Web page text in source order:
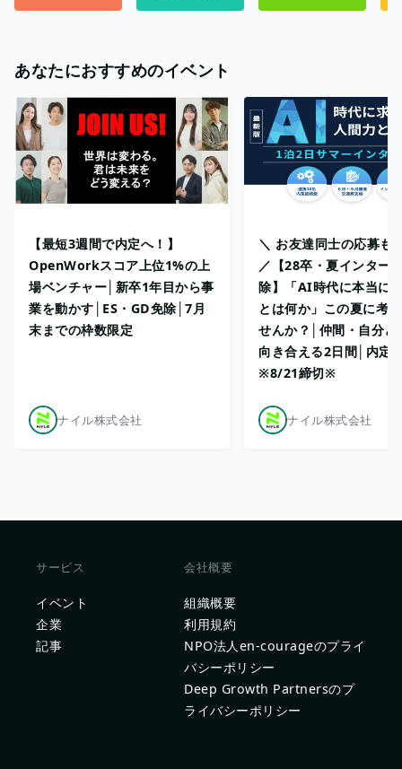
あなたにおすすめのイベント
【最短3週間で内定へ！】
OpenWorkスコア上位1%の上
場ベンチャー│新卒1年目から事
業を動かす│ES・GD免除│7月
末までの枠数限定
ナイル株式会社
＼ お友達同士の応募も
／【28卒・夏インター
除】「AI時代に本当に
とは何か」この夏に考
せんか？│仲間・自分と
向き合える2日間│内定
※8/21締切※
ナイル株式会社
サービス
イベント
企業
記事
会社概要
組織概要
利用規約
NPO法人en-courageのプライ
バシーポリシー
Deep Growth Partnersのプ
ライバシーポリシー